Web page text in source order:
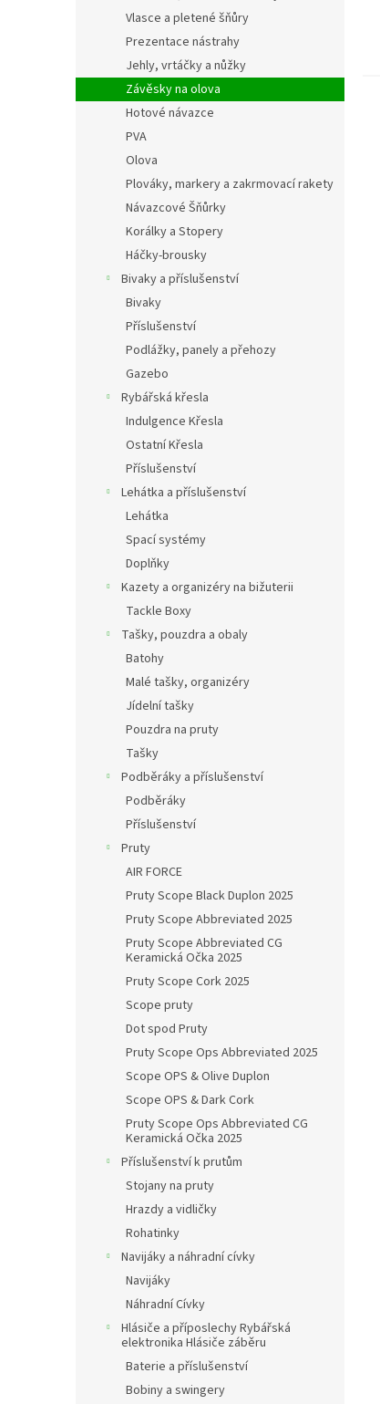
Vlasce a pletené šňůry
Prezentace nástrahy
Jehly, vrtáčky a nůžky
Závěsky na olova
Hotové návazce
PVA
Olova
Plováky, markery a zakrmovací rakety
Návazcové Šňůrky
Korálky a Stopery
Háčky-brousky
Bivaky a příslušenství
Bivaky
Příslušenství
Podlážky, panely a přehozy
Gazebo
Rybářská křesla
Indulgence Křesla
Ostatní Křesla
Příslušenství
Lehátka a příslušenství
Lehátka
Spací systémy
Doplňky
Kazety a organizéry na bižuterii
Tackle Boxy
Tašky, pouzdra a obaly
Batohy
Malé tašky, organizéry
Jídelní tašky
Pouzdra na pruty
Tašky
Podběráky a příslušenství
Podběráky
Příslušenství
Pruty
AIR FORCE
Pruty Scope Black Duplon 2025
Pruty Scope Abbreviated 2025
Pruty Scope Abbreviated CG
Keramická Očka 2025
Pruty Scope Cork 2025
Scope pruty
Dot spod Pruty
Pruty Scope Ops Abbreviated 2025
Scope OPS & Olive Duplon
Scope OPS & Dark Cork
Pruty Scope Ops Abbreviated CG
Keramická Očka 2025
Příslušenství k prutům
Stojany na pruty
Hrazdy a vidličky
Rohatinky
Navijáky a náhradní cívky
Navijáky
Náhradní Cívky
Hlásiče a příposlechy Rybářská
elektronika Hlásiče záběru
Baterie a příslušenství
Bobiny a swingery